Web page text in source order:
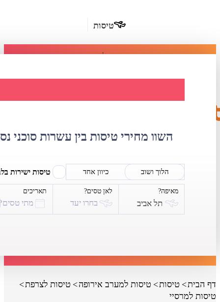
טיסות
מומלץ
בחו"ל
השכרת
רכב
השוו מחירי טיסות בין עשרות סוכני
הלוך ושוב כיוון אחד טיסות ישירות
מאיפה?
תל אביב
לאן טסים?
בחרו יעד
תאריכים
מתי
דף הבית טיסות טיסות למערב אירופה
טיסות לצרפת
טיסות למרסיי